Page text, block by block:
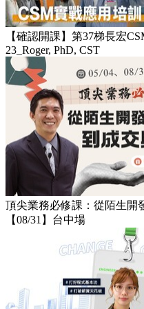
【確認開課】第37梯長宏
23_Roger, PhD, CST
頂尖業務必修課：從陌生開
【08/31】台中場